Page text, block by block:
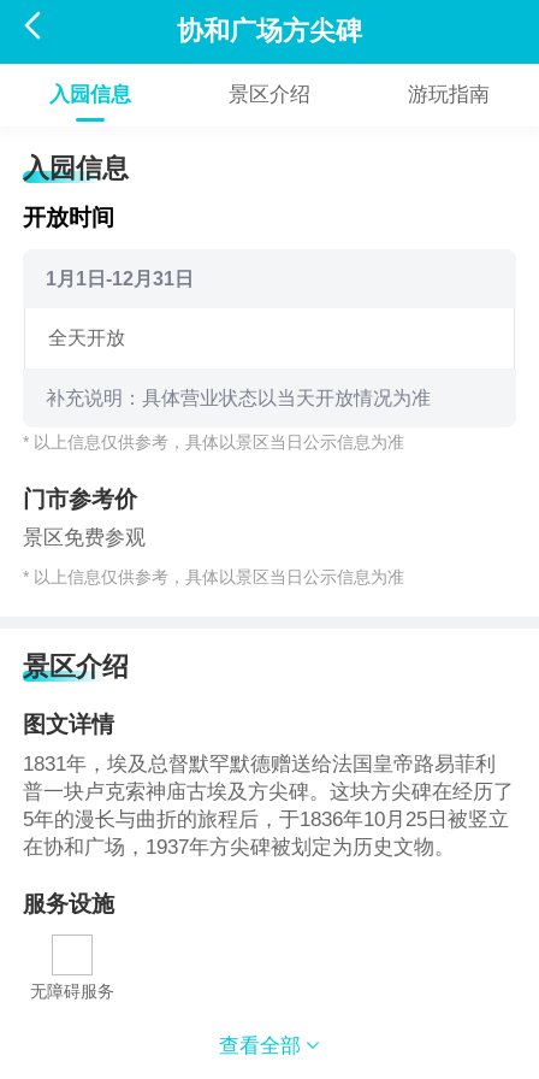
 协和广场方尖碑
入园信息 景区介绍 游玩指南
入园信息
开放时间
1月1日-12月31日
全天开放
补充说明：具体营业状态以当天开放情况为准
* 以上信息仅供参考，具体以景区当日公示信息为准
门市参考价
景区免费参观
* 以上信息仅供参考，具体以景区当日公示信息为准
景区介绍
图文详情
1831年，埃及总督默罕默德赠送给法国皇帝路易菲利
普一块卢克索神庙古埃及方尖碑。这块方尖碑在经历了
5年的漫长与曲折的旅程后，于1836年10月25日被竖立
在协和广场，1937年方尖碑被划定为历史文物。
服务设施
无障碍服务
查看全部 